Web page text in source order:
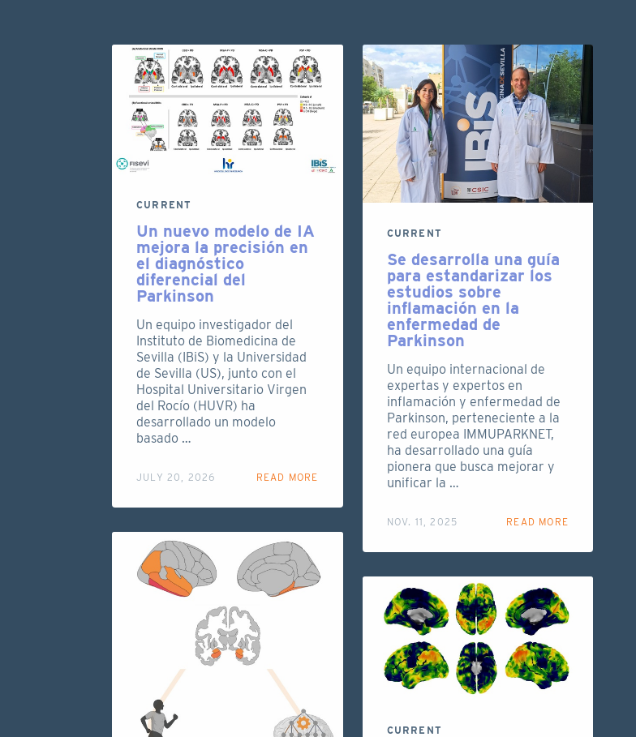
CURRENT
Un nuevo modelo de IA
mejora la precisión en
el diagnóstico
diferencial del
Parkinson
Un equipo investigador del
Instituto de Biomedicina de
Sevilla (IBiS) y la Universidad
de Sevilla (US), junto con el
Hospital Universitario Virgen
del Rocío (HUVR) ha
desarrollado un modelo
basado …
JULY 20, 2026 READ MORE
CURRENT
Se desarrolla una guía
para estandarizar los
estudios sobre
inflamación en la
enfermedad de
Parkinson
Un equipo internacional de
expertas y expertos en
inflamación y enfermedad de
Parkinson, perteneciente a la
red europea IMMUPARKNET,
ha desarrollado una guía
pionera que busca mejorar y
unificar la …
NOV. 11, 2025 READ MORE
CURRENT